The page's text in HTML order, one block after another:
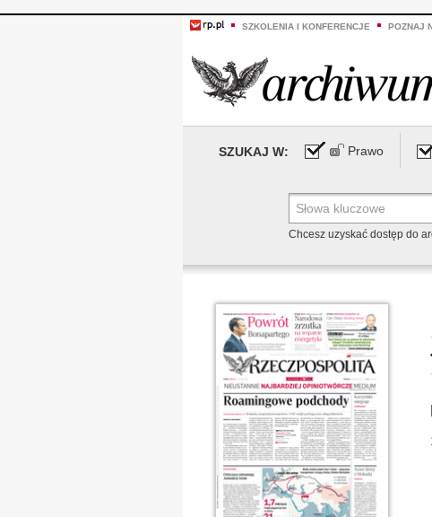
SZKOLENIA I KONFERENCJE POZNAJ
SZUKAJ W: Prawo
Chcesz uzyskać dostęp do